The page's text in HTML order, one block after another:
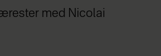
med Nicolai